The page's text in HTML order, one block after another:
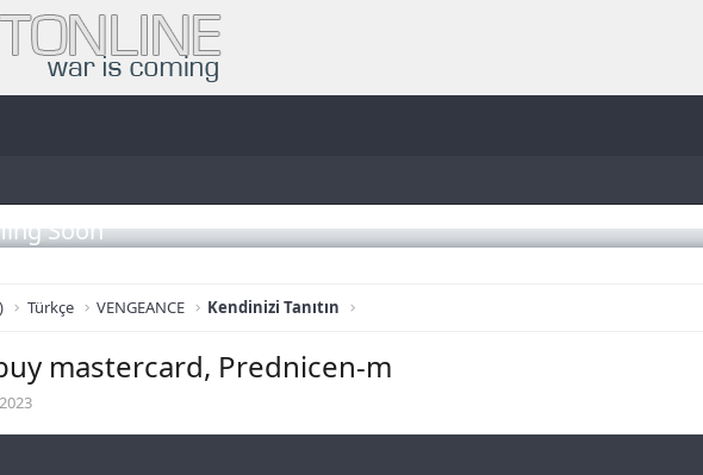
Soon
Türkçe VENGEANCE Kendinizi Tanıtın
mastercard, Prednicen-m